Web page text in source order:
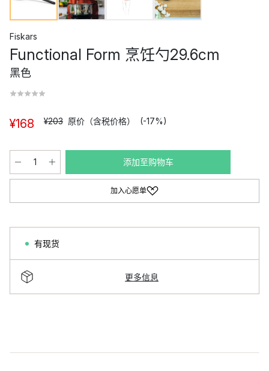
Fiskars
Functional Form 烹饪勺29.6cm
黑色
¥168 ¥203 原价（含税价格） (-17%)
添加至购物车
加入心愿单
有现货
更多信息